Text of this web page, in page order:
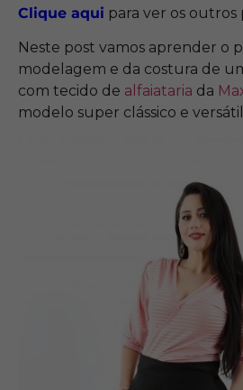
Clique aqui para ver os outros
Neste post vamos aprender o
modelagem e da costura de
com tecido de alfaiataria da
modelo super clássico e